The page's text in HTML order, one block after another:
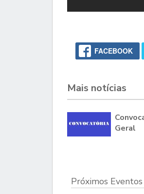
FACEBOOK
Mais notícias
Geral
Próximos Eventos